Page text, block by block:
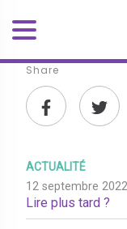
Share
ACTUALITÉ
12 septembre 2022
Lire plus tard ?